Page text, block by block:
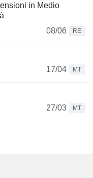
in Medio
08/06
RE
17/04
MT
27/03
MT